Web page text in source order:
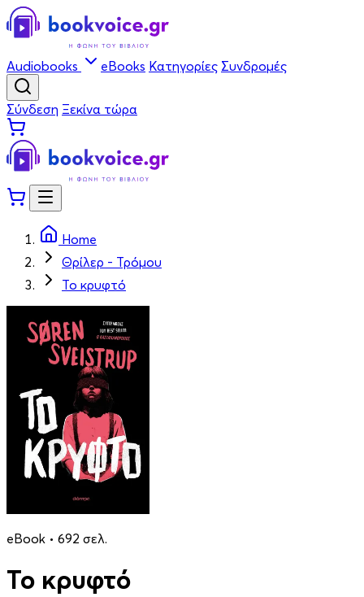
Audiobooks eBooks Κατηγορίες Συνδρομές
Σύνδεση Ξεκίνα τώρα
Home
Θρίλερ - Τρόμου
Το κρυφτό
eBook • 692 σελ.
Το κρυφτό